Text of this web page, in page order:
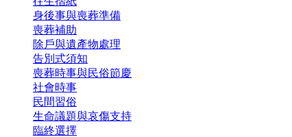
身後事與喪葬準備
喪葬補助
除戶與遺產物處理
告別式須知
喪葬時事與民俗節慶
社會時事
民間習俗
生命議題與哀傷支持
臨終選擇